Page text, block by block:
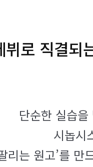
뷔로 직결되
단순한 실습
시놉시
리는 원고’를